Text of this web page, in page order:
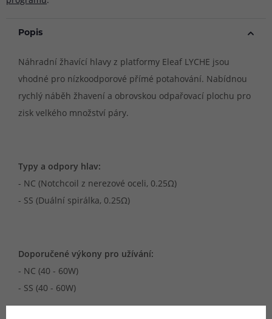
Popis
Náhradní žhavící hlavy z platformy Eleaf LYCHE jsou
vhodné pro nízkoodporové přímé potahování. Nabídnou
rychlý náběh žhavení a obrovskou odpařovací plochu pro
zisk velkého množství páry.
Typy a odpory hlav:
- NC (Notchcoil z nerezové oceli, 0.25Ω)
- SS (Duální spirálka, 0.25Ω)
Doporučené výkony pro užívání:
- NC (40 - 60W)
- SS (40 - 60W)